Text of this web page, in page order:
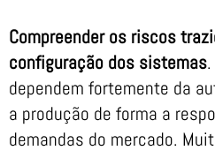
Compreender os riscos
configuração dos sistemas
dependem fortemente da
a produção de forma a
demandas do mercado.